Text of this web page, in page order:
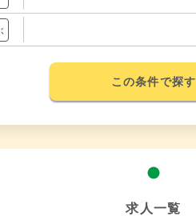
この条件で探す
求人一覧